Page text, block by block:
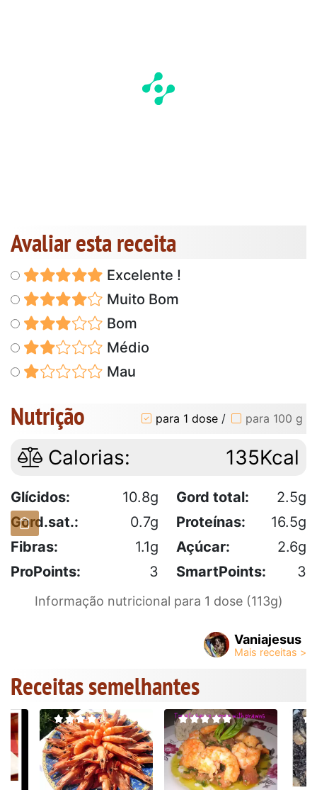
Avaliar esta receita
Excelente !
Muito Bom
Bom
Médio
Mau
Nutrição para 1 dose / para 100 g
Calorias: 135Kcal
Glícidos: 10.8g Gord total:
2.5g
Gord.sat.:
0.7g Proteínas:
16.5g
Fibras:
1.1g Açúcar:
2.6g
ProPoints:
3 SmartPoints: 3
Informação nutricional para 1 dose (113g)
Vaniajesus
Receitas semelhantes